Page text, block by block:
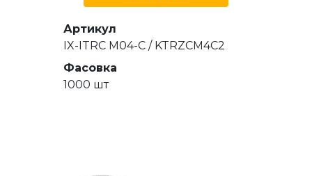
Артикул
IX-ITRC M04-C / KTRZCM4C2
Фасовка
1000 шт